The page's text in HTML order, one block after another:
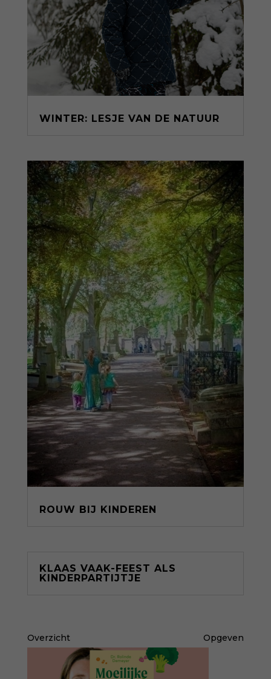
WINTER: LESJE VAN DE NATUUR
ROUW BIJ KINDEREN
KLAAS VAAK-FEEST ALS
KINDERPARTIJTJE
Overzicht Opgeven